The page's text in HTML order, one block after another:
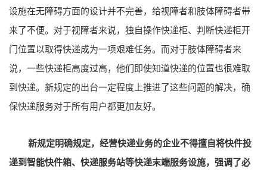
设施在无障碍方面的设计并不完善，给视障者和肢体障碍者带
来了不便。对于视障者来说，独自操作快递柜、判断快递柜开
门位置以取得快递成为一项艰难任务。而对于肢体障碍者来
说，一些快递柜高度过高，他们即使知道快递的位置也很难取
到快递。新规定的出台一定程度上推进了这些问题的解决，确
保快递服务对于所有用户都更加友好。
新规定明确规定，经营快递业务的企业不得擅自将快件投
递到智能快件箱、快递服务站等快递末端服务设施，强调了必